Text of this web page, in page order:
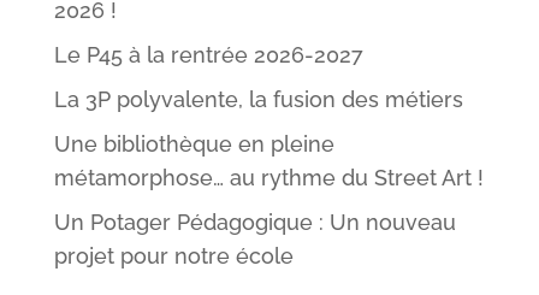
2026 !
Le P45 à la rentrée 2026-2027
La 3P polyvalente, la fusion des métiers
Une bibliothèque en pleine
métamorphose… au rythme du Street Art !
Un Potager Pédagogique : Un nouveau
projet pour notre école